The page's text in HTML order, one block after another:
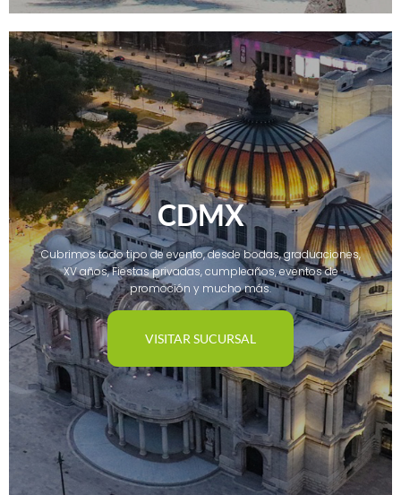
CDMX
Cubrimos todo tipo de evento, desde bodas, graduaciones,
XV años, Fiestas privadas, cumpleaños, eventos de
promoción y mucho más.
VISITAR SUCURSAL